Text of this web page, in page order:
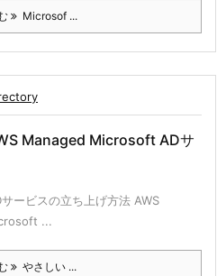
Microsof ...
Managed Microsoft ADサ
ービスの立ち上げ方法 AWS
...
やさしい ...